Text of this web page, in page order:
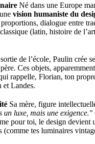
Né dans une Europe
vision humaniste du
dialogue entre
(latin, histoire de
de l’école, Paulin crée
Ces objets,
rappelle, Florian, ton
et Landes.
Sa mère, figure
un luxe, mais une exigence."
pour toi, le design devient
tes luminaires